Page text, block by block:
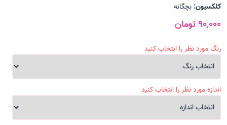
کلکسیون: بچگانه
90,000 تومان
رنگ مورد نظر را انتخاب کنید
اندازه مورد نظر را انتخاب کنید